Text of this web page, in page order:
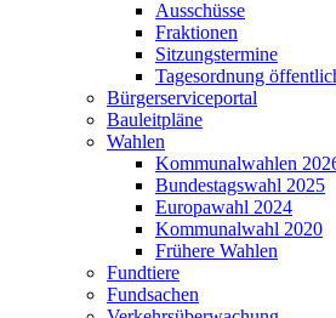
Ausschüsse
Fraktionen
Sitzungstermine
Tagesordnung
Bürgerserviceportal
Bauleitpläne
Wahlen
Kommunalwahlen
Bundestagswahl 2025
Europawahl 2024
Kommunalwahl 2020
Frühere Wahlen
Fundtiere
Fundsachen